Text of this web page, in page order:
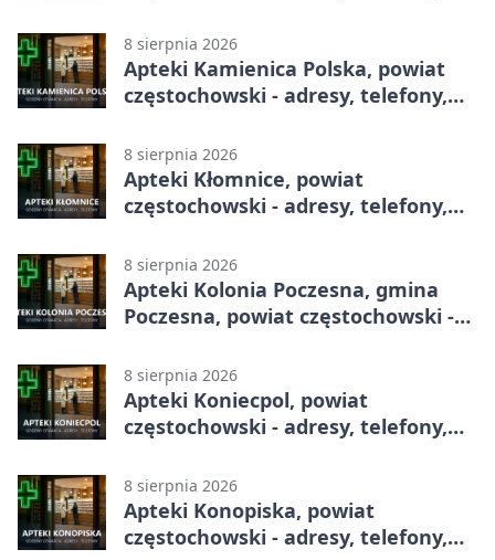
8 sierpnia 2026
Apteki Kamienica Polska, powiat
częstochowski - adresy, telefony,
8 sierpnia 2026
Apteki Kłomnice, powiat
częstochowski - adresy, telefony,
8 sierpnia 2026
Apteki Kolonia Poczesna, gmina
Poczesna, powiat częstochowski -
8 sierpnia 2026
Apteki Koniecpol, powiat
częstochowski - adresy, telefony,
8 sierpnia 2026
Apteki Konopiska, powiat
częstochowski - adresy, telefony,